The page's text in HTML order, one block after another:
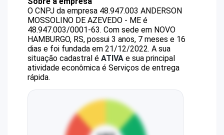
O CNPJ da empresa 48.947.003 ANDERSON
MOSSOLINO DE AZEVEDO - ME é
48.947.003/0001-63. Com sede em NOVO
HAMBURGO, RS, possui 3 anos, 7 meses e 16
dias e foi fundada em 21/12/2022. A sua
situação cadastral é ATIVA e sua principal
atividade econômica é Serviços de entrega
rápida.